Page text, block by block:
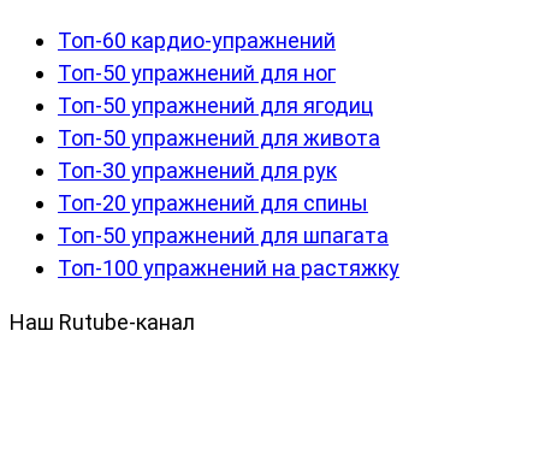
Топ-60 кардио-упражнений
Топ-50 упражнений для ног
Топ-50 упражнений для ягодиц
Топ-50 упражнений для живота
Топ-30 упражнений для рук
Топ-20 упражнений для спины
Топ-50 упражнений для шпагата
Топ-100 упражнений на растяжку
Наш Rutube-канал